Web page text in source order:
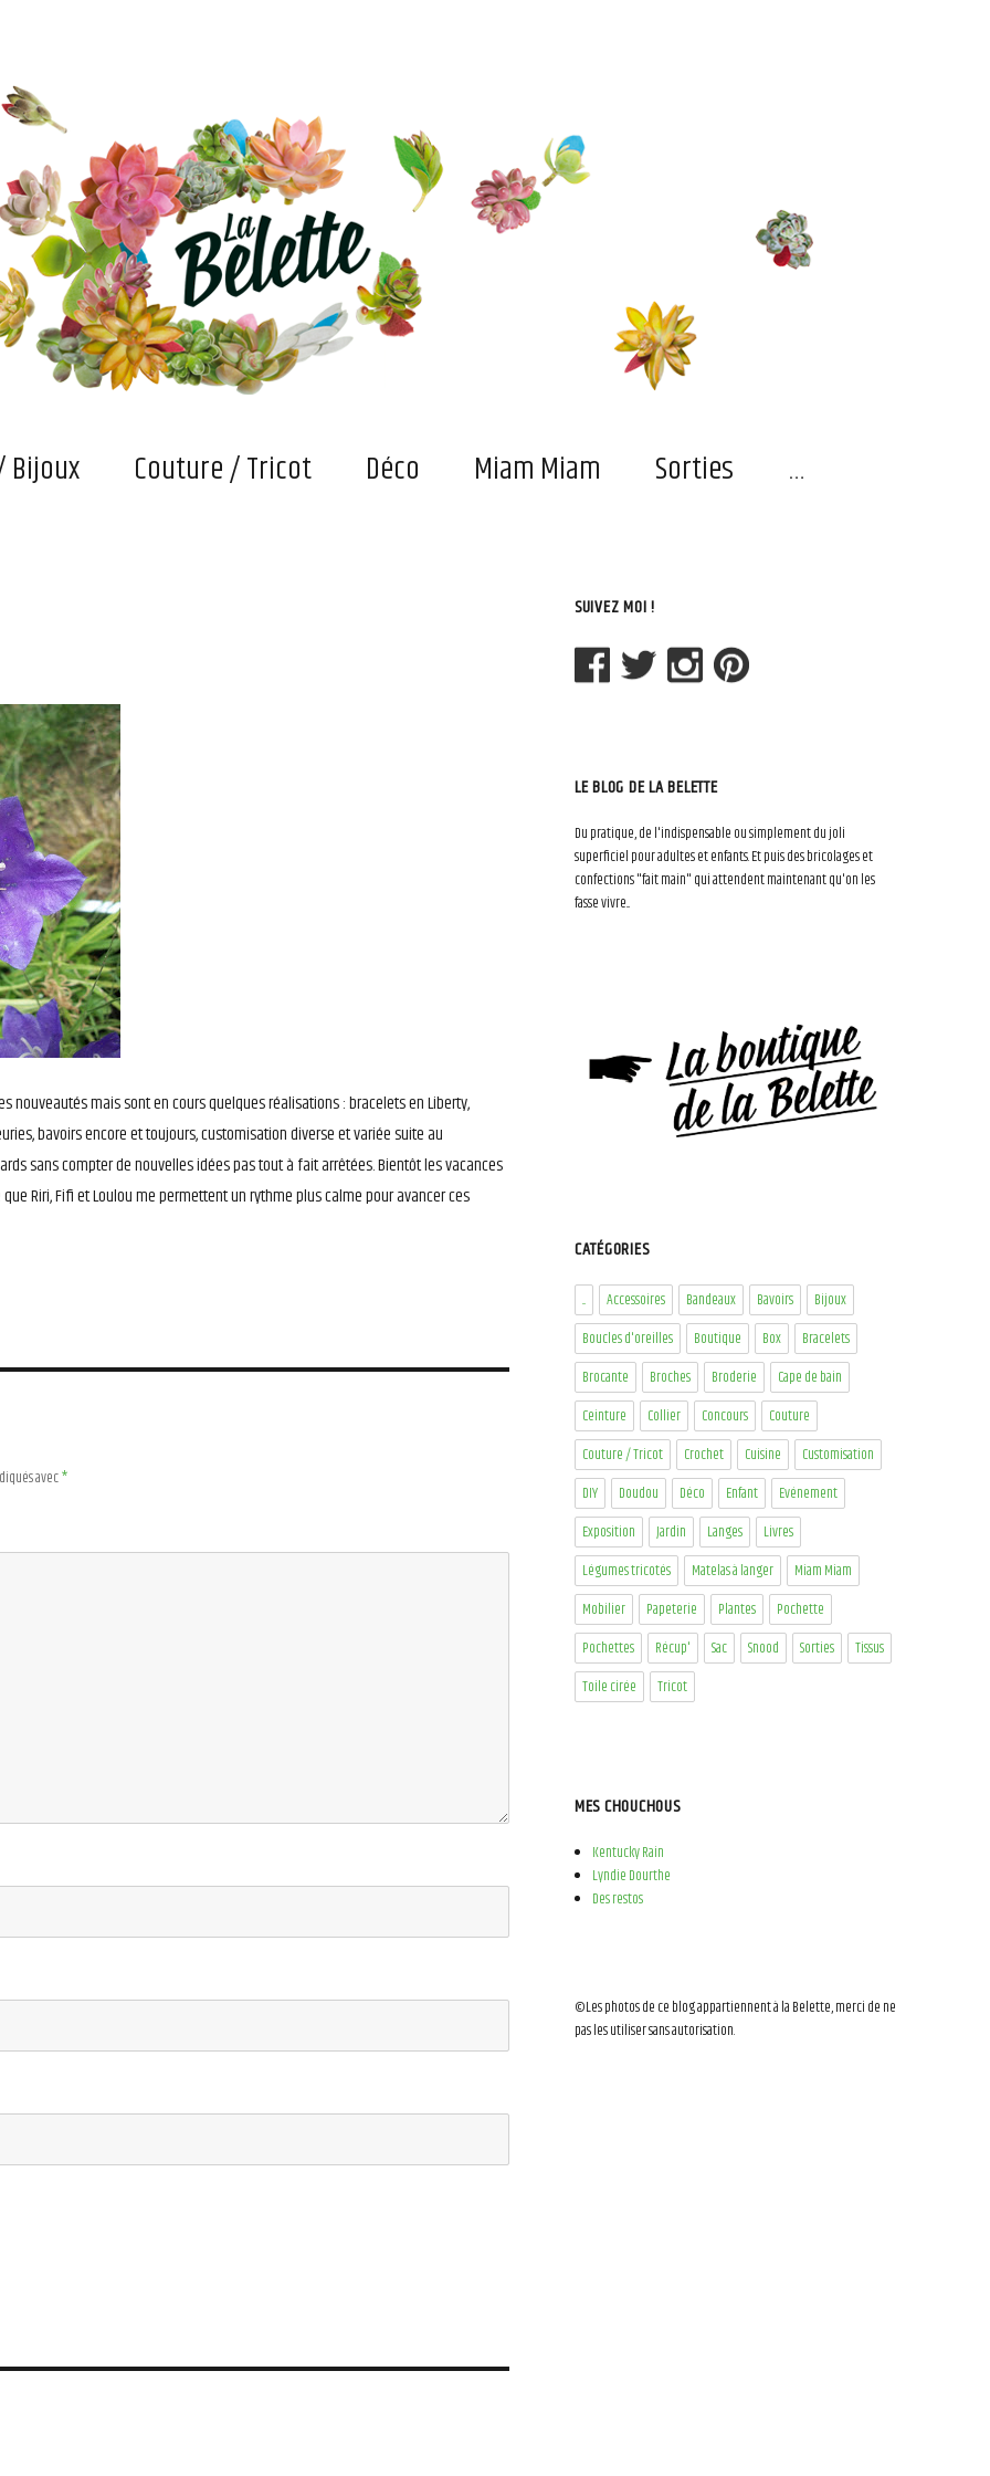
puis des bricolages et confections "fait main" qui attendent maintenant qu'on les fasse vivre…
Bijoux Couture / Tricot Déco Miam Miam Sorties …
nouveautés mais sont en cours quelques réalisations : bracelets en Liberty,
bavoirs encore et toujours, customisation diverse et variée suite au
sans compter de nouvelles idées pas tout à fait arrêtées. Bientôt les vacances
Riri, Fifi et Loulou me permettent un rythme plus calme pour avancer ces
avec*
SUIVEZ MOI !
LE BLOG DE LA BELETTE
Du pratique, de l'indispensable ou simplement du joli
superficiel pour adultes et enfants. Et puis des bricolages et
confections "fait main" qui attendent maintenant qu'on les
fasse vivre...
CATÉGORIES
... Accessoires Bandeaux Bavoirs
Bijoux
Boucles d'oreilles
Boutique Box
Bracelets
Brocante
Broches Broderie
Cape de bain
Ceinture
Collier Concours
Couture
Couture / Tricot
Crochet Cuisine
Customisation
DIY
Doudou Déco Enfant
Evénement
Exposition
Jardin Langes
Livres
Légumes tricotés
Matelas à langer
Miam Miam
Mobilier
Papeterie Plantes
Pochette
Pochettes
Récup' Sac Snood Sorties
Tissus
Toile cirée
Tricot
MES CHOUCHOUS
Kentucky Rain
Lyndie Dourthe
Des restos
©Les photos de ce blog appartiennent à la Belette, merci de ne
pas les utiliser sans autorisation.